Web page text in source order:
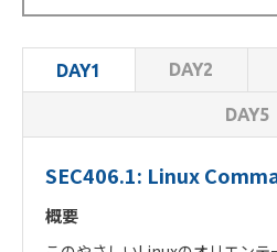
DAY1 DAY2
DAY5
SEC406.1: Linux
概要